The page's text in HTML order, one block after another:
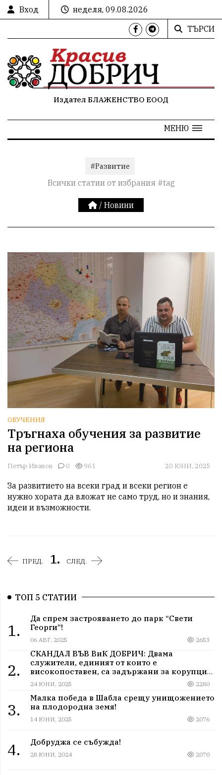
Вход
неделя, 09.08.2026
ТЪРСИ
Издател БЛАЖЕНСТВО ЕООД
МЕНЮ
#Развитие
Всички статии от избрания #tag
/ Новини
ОБУЧЕНИЯ
Тръгнаха обучения за развитие
на региона
Петър Иванов 0 961 20 ЮНИ, 2025
За развитието на всеки град и всеки регион е
нужно хората да вложат не само труд, но и знания,
идеи и възможности.
ПРЕД. 1. СЛЕД.
ТОП 5 СТАТИИ
1.
Да спрем застрояването до парк “Свети
Георги”!
06 АВГ, 2025 2653
2.
СКАНДАЛ ВЪВ ВиК ДОБРИЧ: Двама
служители, единият от които е
високопоставен, са задържани за корупция
в мрежа от мълчание и прикриване.
24 ЮНИ, 2025 2280
3.
Малка победа в Шабла срещу унищожението
на плодородна земя!
14 ЮНИ, 2025 2076
4. Добруджа се събужда!
28 ЮНИ, 2024 2070